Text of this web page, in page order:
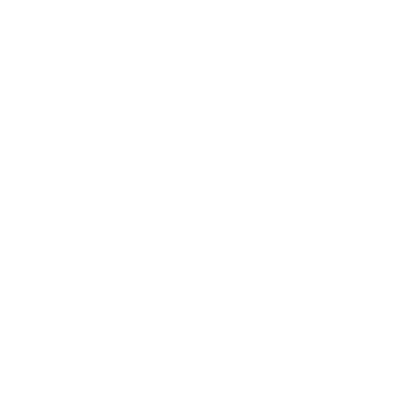
postieľka zdarma.